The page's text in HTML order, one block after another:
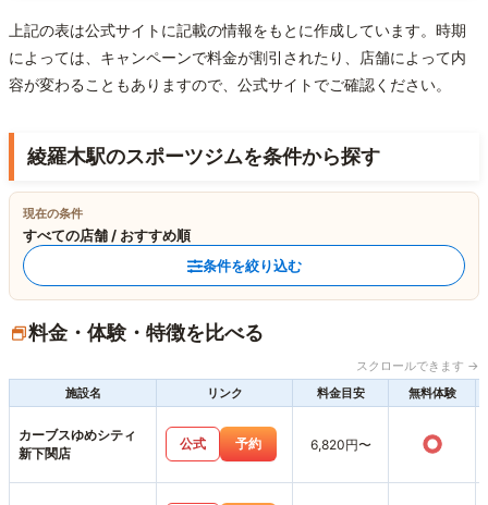
上記の表は公式サイトに記載の情報をもとに作成しています。時期
によっては、キャンペーンで料金が割引されたり、店舗によって内
容が変わることもありますので、公式サイトでご確認ください。
綾羅木駅のスポーツジムを条件から探す
現在の条件
すべての店舗 / おすすめ順
条件を絞り込む
料金・体験・特徴を比べる
スクロールできます →
施設名
リンク 料金目安 無料体験
カーブスゆめシティ
新下関店
公式 予約 6,820円〜 ○